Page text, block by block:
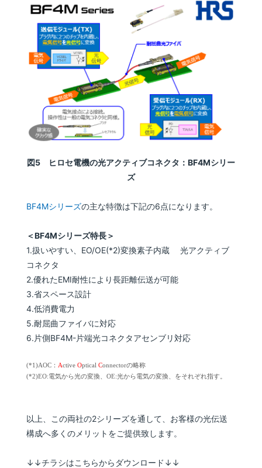
図5 ヒロセ電機の光アクティブコネクタ：BF4Mシリー
ズ
BF4Mシリーズの主な特徴は下記の6点になります。
＜BF4Mシリーズ特長＞
1.扱いやすい、EO/OE(*2)変換素子内蔵 光アクティブ
コネクタ
2.優れたEMI耐性により長距離伝送が可能
3.省スペース設計
4.低消費電力
5.耐屈曲ファイバに対応
6.片側BF4M-片端光コネクタアセンブリ対応
(*1)AOC ： ActiveOpticalConnectorの略称
(*2)EO:電気から光の変換、OE:光から電気の変換、をそれぞれ指す。
以上、この両社の2シリーズを通して、お客様の光伝送
構成へ多くのメリットをご提供致します。
↓↓チラシはこちらからダウンロード↓↓